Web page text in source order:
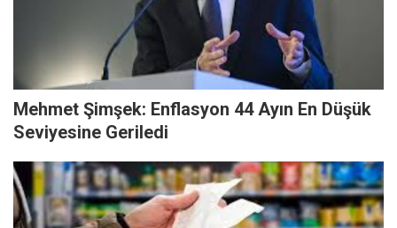
Mehmet Şimşek: Enflasyon 44 Ayın En Düşük
Seviyesine Geriledi